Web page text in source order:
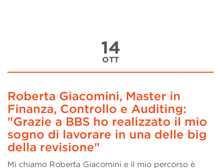
14
OTT
Roberta Giacomini, Master in
Finanza, Controllo e Auditing:
"Grazie a BBS ho realizzato il mio
sogno di lavorare in una delle big
della revisione"
Mi chiamo Roberta Giacomini e il mio percorso è